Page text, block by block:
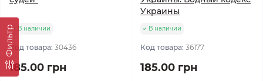
Фильтр В наличии
Код товара: 30436
185.00 грн
Украины
В наличии
Код товара: 36177
185.00 грн